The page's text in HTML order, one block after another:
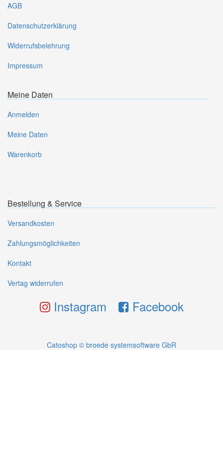
AGB
Datenschutzerklärung
Widerrufsbelehrung
Impressum
Meine Daten
Anmelden
Meine Daten
Warenkorb
Bestellung & Service
Versandkosten
Zahlungsmöglichkeiten
Kontakt
Vertag widerrufen
Instagram Facebook
Catoshop © broede systemsoftware GbR